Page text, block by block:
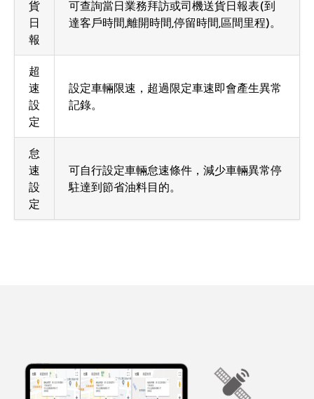
貨
日
報
可查詢當日業務拜訪或司機送貨日報表(到
達客戶時間,離開時間,停留時間,區間里程)。
超
速
設
定
設定車輛限速，超過限定車速即會產生異常
記錄。
怠
速
設
定
可自行設定車輛怠速條件，減少車輛異常停
駐達到節省油料目的。